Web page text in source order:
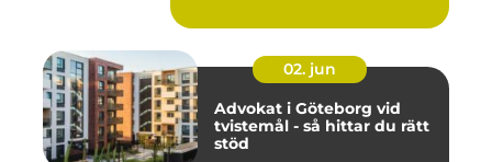
02. jun
Advokat i Göteborg vid
tvistemål - så hittar du rätt
stöd